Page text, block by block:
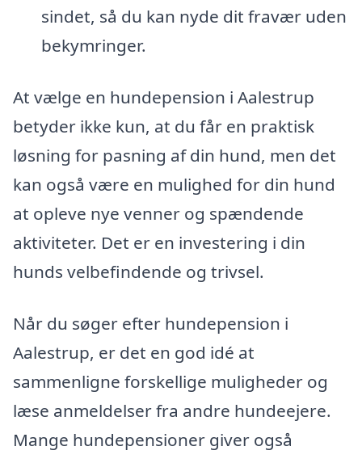
sindet, så du kan nyde dit fravær uden
bekymringer.
At vælge en hundepension i Aalestrup
betyder ikke kun, at du får en praktisk
løsning for pasning af din hund, men det
kan også være en mulighed for din hund
at opleve nye venner og spændende
aktiviteter. Det er en investering i din
hunds velbefindende og trivsel.
Når du søger efter hundepension i
Aalestrup, er det en god idé at
sammenligne forskellige muligheder og
læse anmeldelser fra andre hundeejere.
Mange hundepensioner giver også